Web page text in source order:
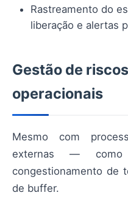
Rastreamento do
liberação e alertas
Gestão de
operacionais
Mesmo com
externas — como
congestionamento de
de buffer.